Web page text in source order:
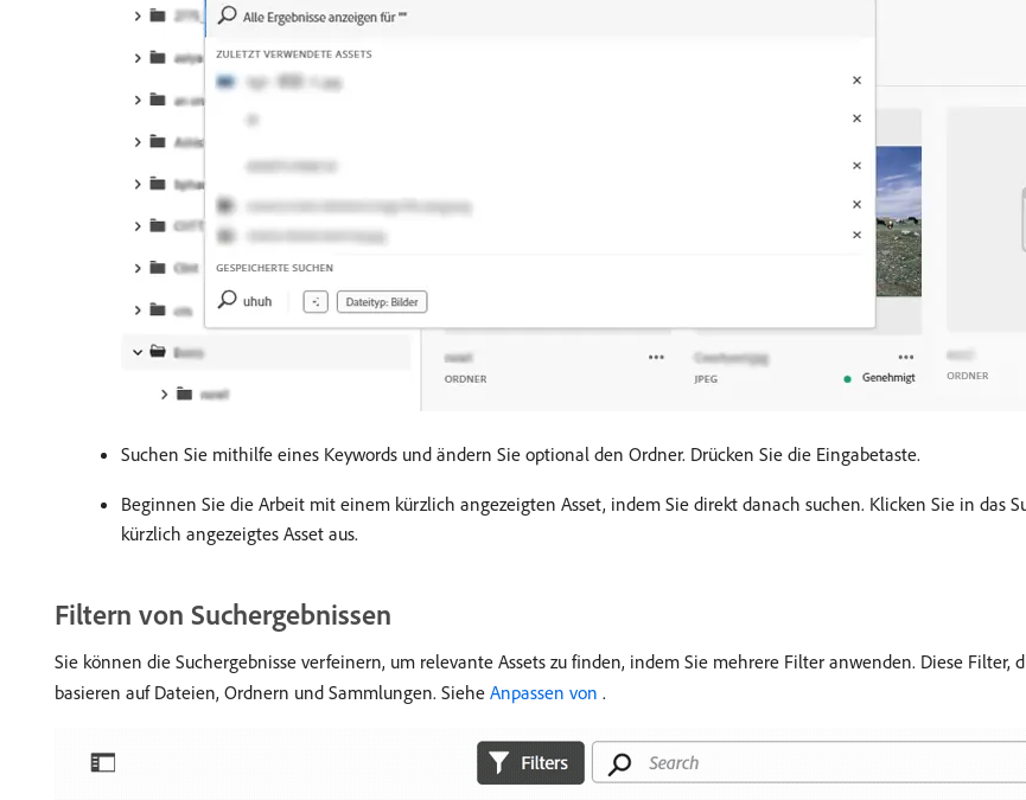
Suchen Sie mithilfe eines Keywords und ändern Sie optional den Ordner. Drücken Sie die Eingabetaste.
Beginnen Sie die Arbeit mit einem kürzlich angezeigten Asset, indem Sie direkt danach suchen. Klicken Sie in das
kürzlich angezeigtes Asset aus.
Filtern von Suchergebnissen
Sie können die Suchergebnisse verfeinern, um relevante Assets zu finden, indem Sie mehrere Filter anwenden. Diese
basieren auf Dateien, Ordnern und Sammlungen. Siehe Anpassen von ​ .